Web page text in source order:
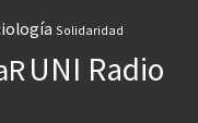
Solidaridad
UNI Radio